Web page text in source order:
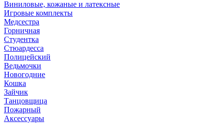
Виниловые, кожаные и латексные
Игровые комплекты
Медсестра
Горничная
Студентка
Стюардесса
Полицейский
Ведьмочки
Новогодние
Кошка
Зайчик
Танцовщица
Пожарный
Аксессуары